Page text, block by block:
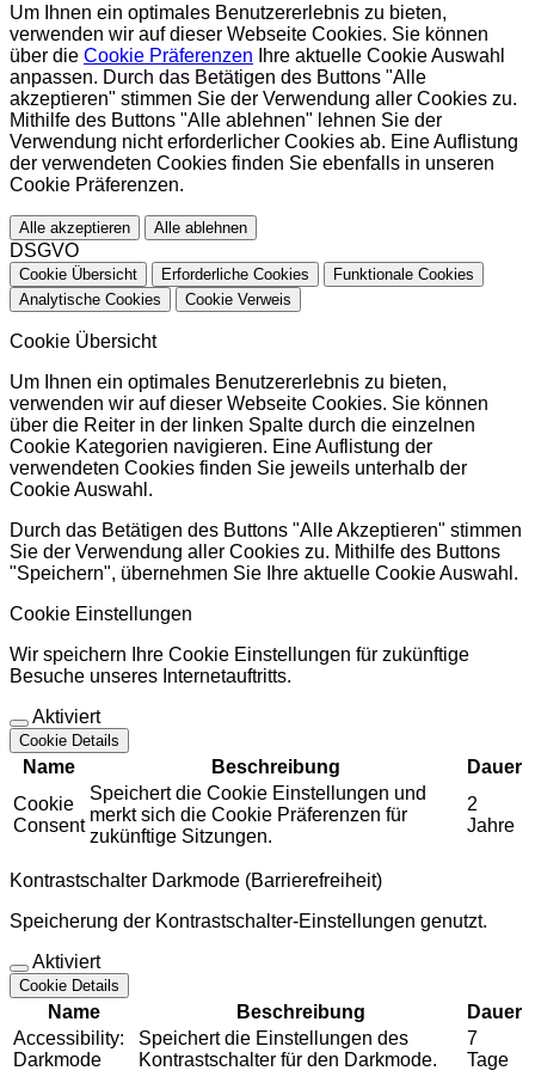
Um Ihnen ein optimales Benutzererlebnis zu bieten,
verwenden wir auf dieser Webseite Cookies. Sie können
über die Cookie Präferenzen Ihre aktuelle Cookie Auswahl
anpassen. Durch das Betätigen des Buttons "Alle
akzeptieren" stimmen Sie der Verwendung aller Cookies zu.
Mithilfe des Buttons "Alle ablehnen" lehnen Sie der
Verwendung nicht erforderlicher Cookies ab. Eine Auflistung
der verwendeten Cookies finden Sie ebenfalls in unseren
Cookie Präferenzen.
Alle akzeptieren Alle ablehnen
DSGVO
Cookie Übersicht Erforderliche Cookies
Funktionale Cookies
Analytische Cookies
Cookie Verweis
Cookie Übersicht
Um Ihnen ein optimales Benutzererlebnis zu bieten,
verwenden wir auf dieser Webseite Cookies. Sie können
über die Reiter in der linken Spalte durch die einzelnen
Cookie Kategorien navigieren. Eine Auflistung der
verwendeten Cookies finden Sie jeweils unterhalb der
Cookie Auswahl.
Durch das Betätigen des Buttons "Alle Akzeptieren" stimmen
Sie der Verwendung aller Cookies zu. Mithilfe des Buttons
"Speichern", übernehmen Sie Ihre aktuelle Cookie Auswahl.
Cookie Einstellungen
Wir speichern Ihre Cookie Einstellungen für zukünftige
Besuche unseres Internetauftritts.
Aktiviert
Cookie Details
Name Beschreibung
Dauer
Cookie
Consent
Speichert die Cookie Einstellungen und
merkt sich die Cookie Präferenzen für
zukünftige Sitzungen.
2
Jahre
Kontrastschalter Darkmode (Barrierefreiheit)
Speicherung der Kontrastschalter-Einstellungen genutzt.
Aktiviert
Cookie Details
Name Beschreibung
Dauer
Accessibility:
Darkmode
Speichert die Einstellungen des
Kontrastschalter für den Darkmode.
7
Tage